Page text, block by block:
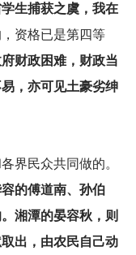
生捕获之虞，我在
资格已是第四等
财政困难，财政当
，亦可见土豪劣绅
界民众共同做的。
的傅道南、孙伯
湘潭的晏容秋，则
出，由农民自己动